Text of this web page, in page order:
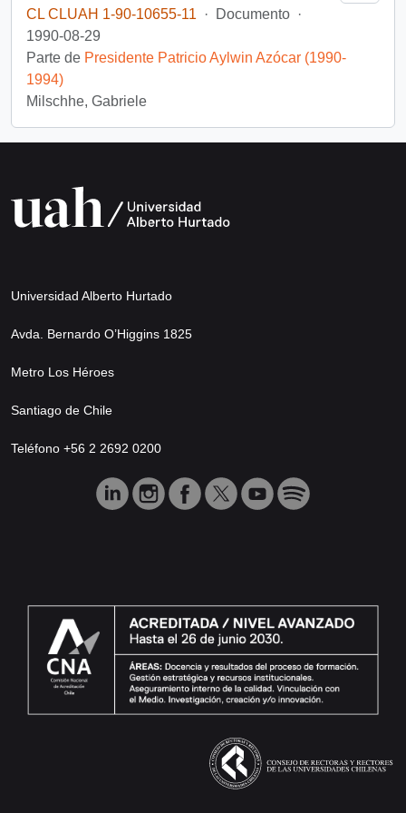
CL CLUAH 1-90-10655-11
· Documento ·
1990-08-29
Parte de Presidente Patricio Aylwin Azócar (1990-
1994)
Milschhe, Gabriele
Universidad Alberto Hurtado
Avda. Bernardo O’Higgins 1825
Metro Los Héroes
Santiago de Chile
Teléfono +56 2 2692 0200